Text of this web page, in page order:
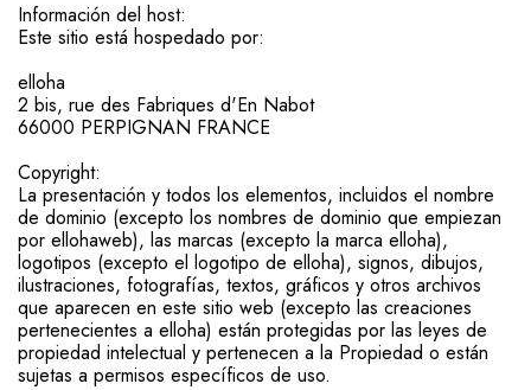
Información del host:
Este sitio está hospedado por:
elloha
2 bis, rue des Fabriques d'En Nabot
66000 PERPIGNAN FRANCE
Copyright:
La presentación y todos los elementos, incluidos el nombre
de dominio (excepto los nombres de dominio que empiezan
por ellohaweb), las marcas (excepto la marca elloha),
logotipos (excepto el logotipo de elloha), signos, dibujos,
ilustraciones, fotografías, textos, gráficos y otros archivos
que aparecen en este sitio web (excepto las creaciones
pertenecientes a elloha) están protegidas por las leyes de
propiedad intelectual y pertenecen a la Propiedad o están
sujetas a permisos específicos de uso.